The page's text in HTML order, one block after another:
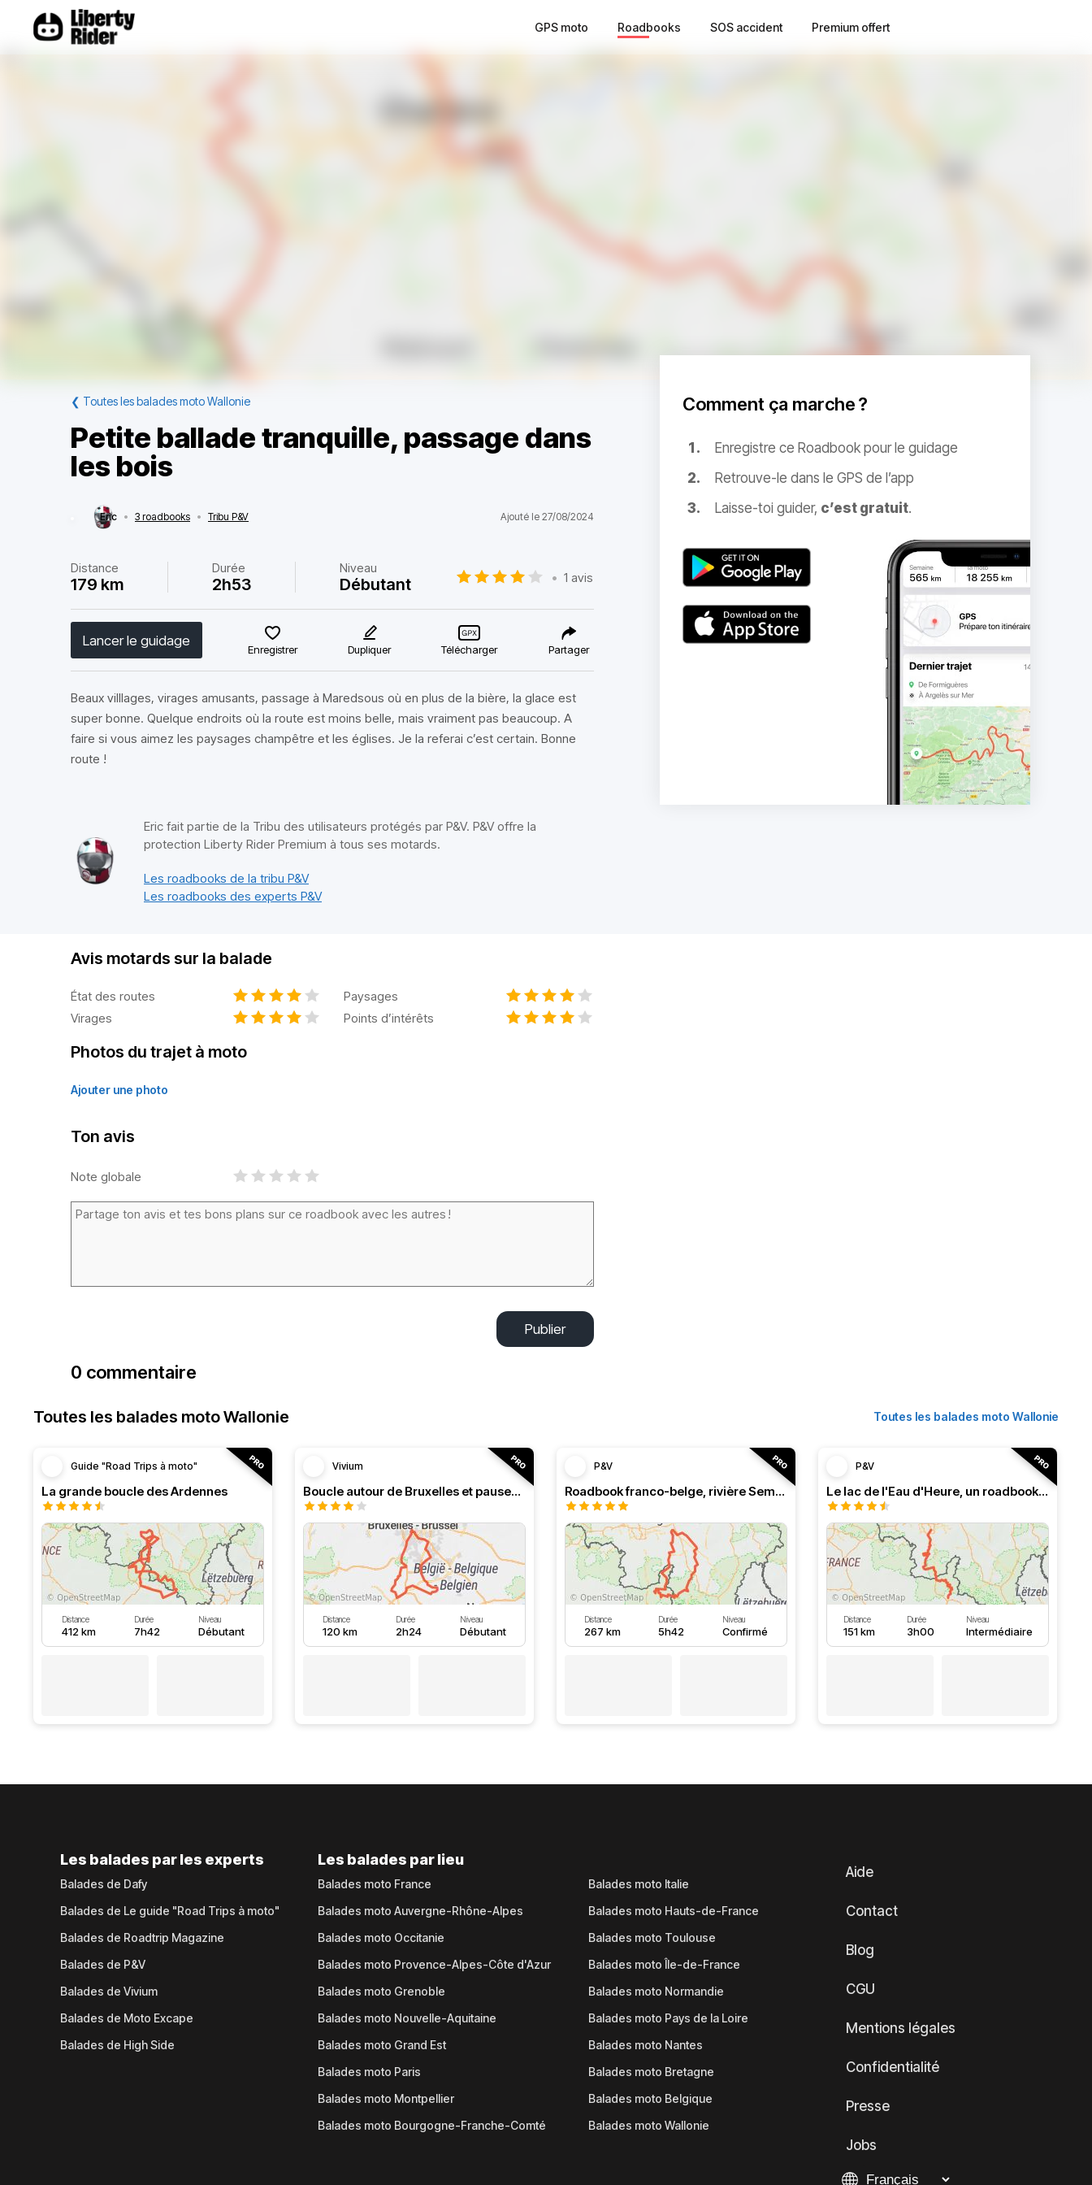
GPS moto Roadbooks SOS accident Premium offert
❮ Toutes les balades moto Wallonie
Petite ballade tranquille, passage dans
les bois
Eric • 3 roadbooks • Tribu P&V Ajouté le 27/08/2024
Distance
179 km
Durée
2h53
Niveau
Débutant • 1 avis
Lancer le guidage
Enregistrer Dupliquer Télécharger Partager
Beaux villlages, virages amusants, passage à Maredsous où en plus de la bière, la glace est
super bonne. Quelque endroits où la route est moins belle, mais vraiment pas beaucoup. A
faire si vous aimez les paysages champêtre et les églises. Je la referai c’est certain. Bonne
route !
Eric fait partie de la Tribu des utilisateurs protégés par P&V. P&V offre la
protection Liberty Rider Premium à tous ses motards.
Les roadbooks de la tribu P&V
Les roadbooks des experts P&V
Comment ça marche ?
Enregistre ce Roadbook pour le guidage
Retrouve-le dans le GPS de l’app
Laisse-toi guider, c’est gratuit.
Avis motards sur la balade
État des routes
Paysages
Virages
Points d’intérêts
Photos du trajet à moto
Ajouter une photo
Ton avis
Note globale
Publier
0 commentaire
Toutes les balades moto Wallonie Toutes les balades moto Wallonie
Guide "Road Trips à moto"
La grande boucle des Ardennes
Distance
412 km
Durée
7h42
Niveau
Débutant
Vivium
Boucle autour de Bruxelles et pauses au bord de l'eau
Distance
120 km
Durée
2h24
Niveau
Débutant
P&V
Roadbook franco-belge, rivière Semois dans les Ardennes
Distance
267 km
Durée
5h42
Niveau
Confirmé
P&V
Le lac de l'Eau d'Heure, un roadbook rafraîchissant
Distance
151 km
Durée
3h00
Niveau
Intermédiaire
Les balades par les experts
Balades de Dafy
Balades de Le guide "Road Trips à moto"
Balades de Roadtrip Magazine
Balades de P&V
Balades de Vivium
Balades de Moto Excape
Balades de High Side
Les balades par lieu
Balades moto France
Balades moto Auvergne-Rhône-Alpes
Balades moto Occitanie
Balades moto Provence-Alpes-Côte d'Azur
Balades moto Grenoble
Balades moto Nouvelle-Aquitaine
Balades moto Grand Est
Balades moto Paris
Balades moto Montpellier
Balades moto Bourgogne-Franche-Comté
Balades moto Italie
Balades moto Hauts-de-France
Balades moto Toulouse
Balades moto Île-de-France
Balades moto Normandie
Balades moto Pays de la Loire
Balades moto Nantes
Balades moto Bretagne
Balades moto Belgique
Balades moto Wallonie
Aide
Contact
Blog
CGU
Mentions légales
Confidentialité
Presse
Jobs